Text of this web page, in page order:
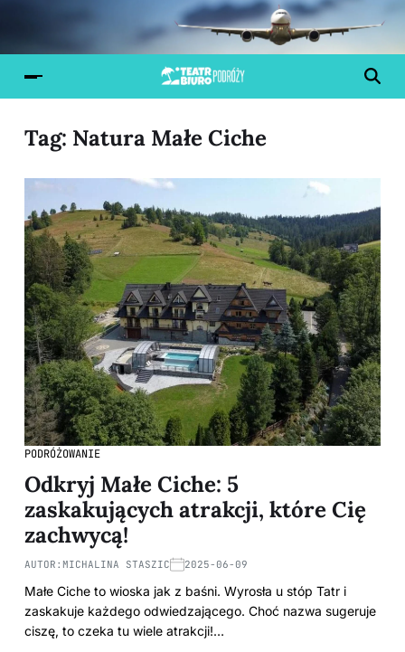
Tag: Natura Małe Ciche
PODRÓŻOWANIE
Odkryj Małe Ciche: 5
zaskakujących atrakcji, które Cię
zachwycą!
AUTOR: MICHALINA STASZIC 2025-06-09
Małe Ciche to wioska jak z baśni. Wyrosła u stóp Tatr i
zaskakuje każdego odwiedzającego. Choć nazwa sugeruje
ciszę, to czeka tu wiele atrakcji!…